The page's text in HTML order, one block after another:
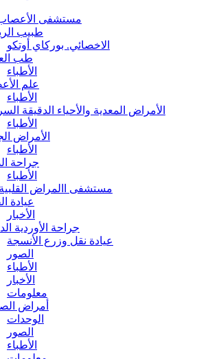
مستشفى
طبيب
الاخصائي. بوركاي أوتكو
طب
الأطباء
علم
الأطباء
الأمراض المعدية والأحياء الدقيقة
الأطباء
الأمراض
الأطباء
جراحة
الأطباء
مستشفى االمراض
عيادة
الأخبار
جراحة الأوردية
عيادة نقل وزرع الأنسجة
الصور
الأطباء
الأخبار
معلومات
أمراض
الوحدات
الصور
الأطباء